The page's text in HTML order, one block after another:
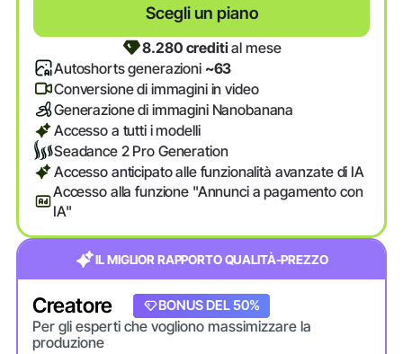
Scegli un piano
8.280 creditial mese
Autoshorts generazioni ~63
Conversione di immagini in video
Generazione di immagini Nanobanana
Accesso a tutti i modelli
Seadance 2 Pro Generation
Accesso anticipato alle funzionalità avanzate di IA
Accesso alla funzione "Annunci a pagamento con
IA"
IL MIGLIOR RAPPORTO QUALITÀ-PREZZO
Creatore
Per gli esperti che vogliono massimizzare la
produzione
BONUS DEL 20%
BONUS DEL 50%